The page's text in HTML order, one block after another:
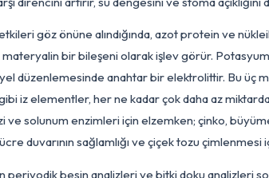
bitkinin her gelişim evresindeki özel
yaprak ve gövde gelişimi için hayati
doğrudan etkiler. Ancak aşırı
kök gelişimi, çiçeklenme ve meyve tutumu
Potasyum (K) ise meyve kalitesi,
karşı direncini artırır, su dengesini ve
etkileri göz önüne alındığında,